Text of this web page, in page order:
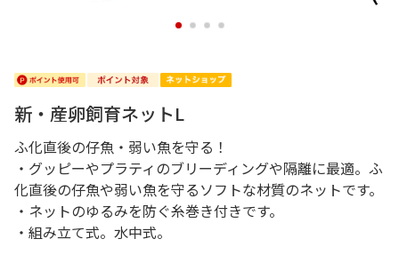
1 2 3 4
新・産卵飼育ネットL
ふ化直後の仔魚・弱い魚を守る！
・グッピーやプラティのブリーディングや隔離に最適。ふ
化直後の仔魚や弱い魚を守るソフトな材質のネットです。
・ネットのゆるみを防ぐ糸巻き付きです。
・組み立て式。水中式。